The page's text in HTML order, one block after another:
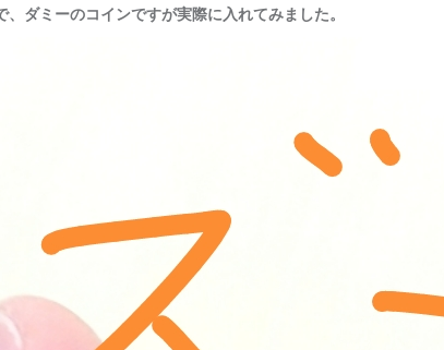
、ダミーのコインですが実際に入れてみました。